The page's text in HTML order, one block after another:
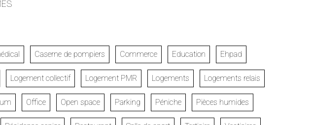
Caserne de pompiers Commerce Education Ehpad
Logement collectif Logement PMR Logements Logements relais
Office Open space Parking Péniche Pièces humides